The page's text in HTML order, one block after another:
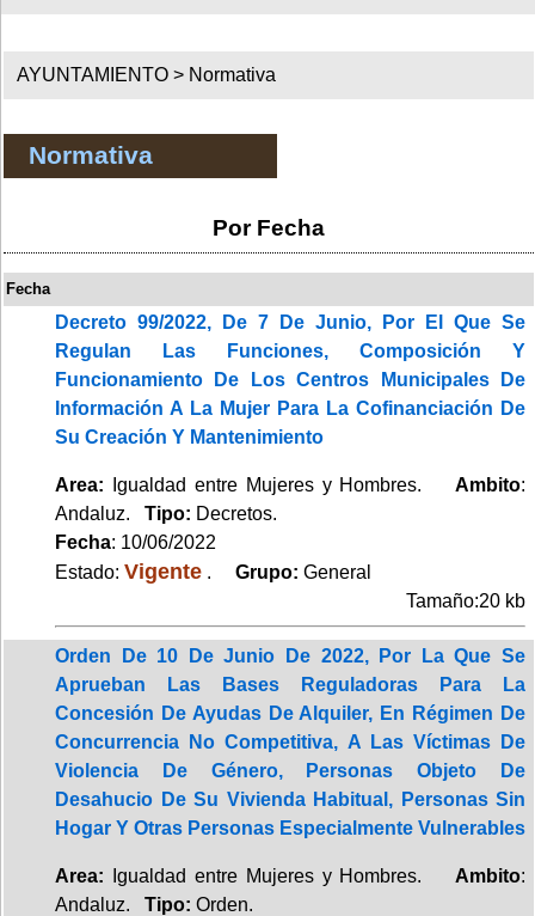
AYUNTAMIENTO > Normativa
Normativa
Por Fecha
Fecha
Decreto 99/2022, De 7 De Junio, Por El Que Se
Regulan Las Funciones, Composición Y
Funcionamiento De Los Centros Municipales De
Información A La Mujer Para La Cofinanciación De
Su Creación Y Mantenimiento
Area: Igualdad entre Mujeres y Hombres. Ambito:
Andaluz. Tipo: Decretos.
Fecha: 10/06/2022
Estado: Vigente . Grupo: General
Tamaño:20 kb
Orden De 10 De Junio De 2022, Por La Que Se
Aprueban Las Bases Reguladoras Para La
Concesión De Ayudas De Alquiler, En Régimen De
Concurrencia No Competitiva, A Las Víctimas De
Violencia De Género, Personas Objeto De
Desahucio De Su Vivienda Habitual, Personas Sin
Hogar Y Otras Personas Especialmente Vulnerables
Area: Igualdad entre Mujeres y Hombres. Ambito:
Andaluz. Tipo: Orden.